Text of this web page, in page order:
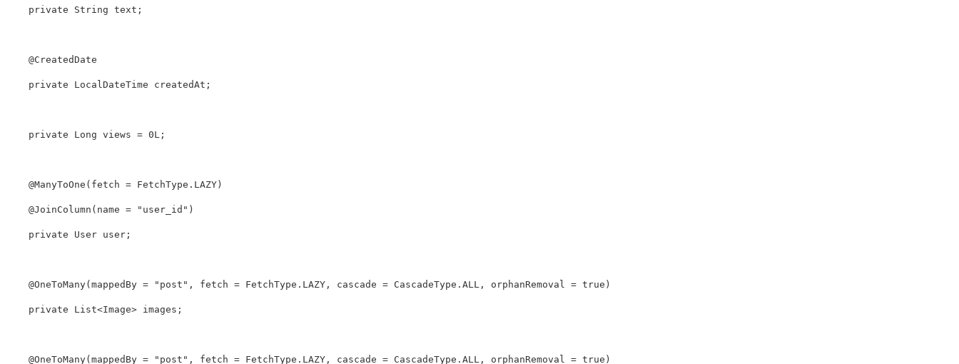
private String text ;
@CreatedDate
private LocalDateTime createdAt ;
private Long views = 0L ;
@ManyToOne ( fetch = FetchType . LAZY )
@JoinColumn ( name = "user_id" )
private User user ;
@OneToMany( mappedBy = "post" , fetch = FetchType . LAZY , cascade = CascadeType . ALL , orphanRemoval = true )
private List<Image> images ;
@OneToMany( mappedBy = "post" , fetch = FetchType . LAZY , cascade = CascadeType . ALL , orphanRemoval = true )